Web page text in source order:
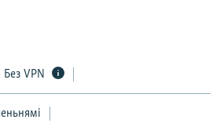
Без VPN